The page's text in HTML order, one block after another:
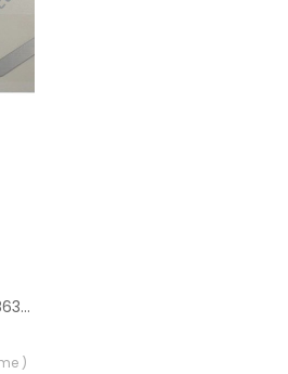
AMBLEM KIA CEED 2019- 86300-J7000-HMC
)